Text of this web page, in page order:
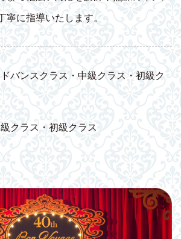
寧に指導いたします。
バンスクラス・中級クラス・初級ク
クラス・初級クラス